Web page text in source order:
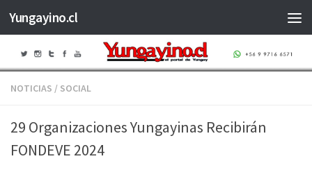
Saltar al contenido
Yungayino.cl
NOTICIAS / SOCIAL
29 Organizaciones Yungayinas Recibirán
FONDEVE 2024